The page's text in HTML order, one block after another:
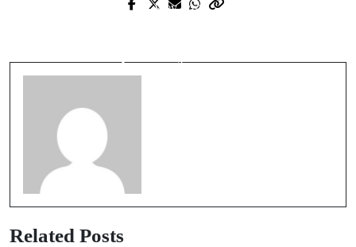
Prev Post
Related Posts